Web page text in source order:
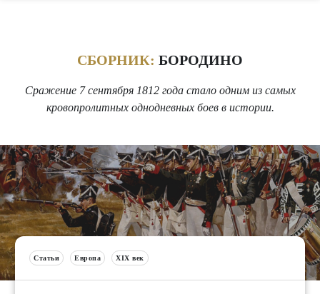
СБОРНИК: БОРОДИНО
Сражение 7 сентября 1812 года стало одним из самых
кровопролитных однодневных боев в истории.
Статьи Европа XIX век